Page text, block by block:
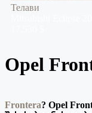
Телави
Opel
Frontera? Opel